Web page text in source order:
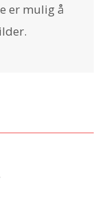
er mulig å